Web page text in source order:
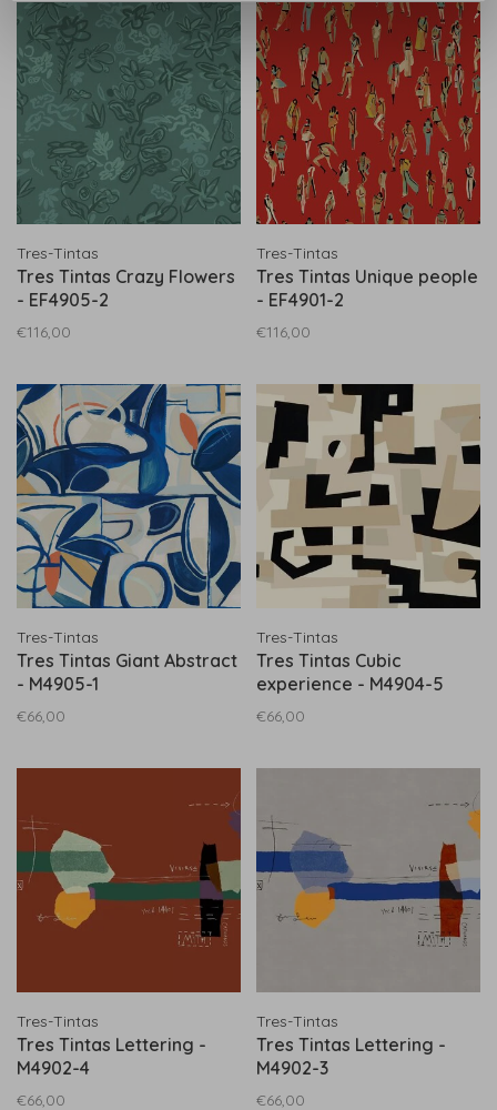
Tres-Tintas
Tres Tintas Crazy Flowers
- EF4905-2
€116,00
Tres-Tintas
Tres Tintas Unique people
- EF4901-2
€116,00
Tres-Tintas
Tres Tintas Giant Abstract
- M4905-1
€66,00
Tres-Tintas
Tres Tintas Cubic
experience - M4904-5
€66,00
Tres-Tintas
Tres Tintas Lettering -
M4902-4
€66,00
Tres-Tintas
Tres Tintas Lettering -
M4902-3
€66,00